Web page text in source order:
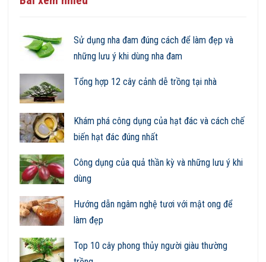
Sử dụng nha đam đúng cách để làm đẹp và
những lưu ý khi dùng nha đam
Tổng hợp 12 cây cảnh dễ trồng tại nhà
Khám phá công dụng của hạt đác và cách chế
biến hạt đác đúng nhất
Công dụng của quả thần kỳ và những lưu ý khi
dùng
Hướng dẫn ngâm nghệ tươi với mật ong để
làm đẹp
Top 10 cây phong thủy người giàu thường